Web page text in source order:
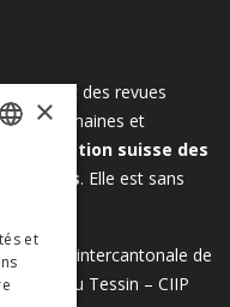
livres et des revues
humaines et
Association suisse des
. Elle est sans
intercantonale de
et du Tessin – CIIP
ITALIAN
×
et